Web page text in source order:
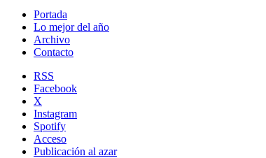
Portada
Lo mejor del año
Archivo
Contacto
RSS
Facebook
X
Instagram
Spotify
Acceso
Publicación al azar